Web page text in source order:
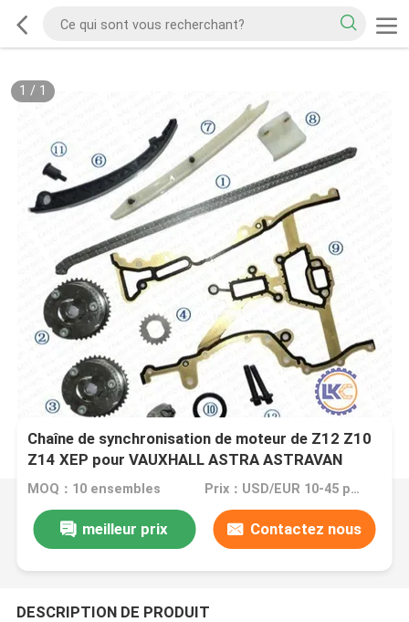
1 / 1
Chaîne de synchronisation de moteur de Z12 Z10
Z14 XEP pour VAUXHALL ASTRA ASTRAVAN
55562234 130L
MOQ：10 ensembles Prix：USD/EUR 10-45 per set
meilleur prix Contactez nous
DESCRIPTION DE PRODUIT